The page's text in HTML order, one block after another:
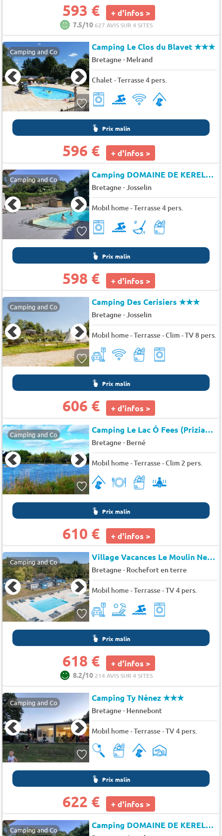
593 € + d'infos >
7.5/10627 AVIS SUR 4 SITES
Camping and Co Camping Le Clos du Blavet★★★
Bretagne- Melrand
Chalet - Terrasse 4 pers.
Prix malin
596 € + d'infos >
Camping and Co Camping DOMAINE DE KERELLY
Bretagne-Josselin
Mobil home - Terrasse 4 pers.
Prix malin
598 € + d'infos >
Camping and Co Camping Des Cerisiers★★★
Bretagne-Josselin
Mobil home - Terrasse - Clim - TV 8 pers.
Prix malin
606 € + d'infos >
Camping and Co Camping Le Lac Ô Fees (Priziac à 6 km)
Bretagne- Berné
Mobil home - Terrasse - Clim 2 pers.
Prix malin
610 € + d'infos >
Camping and Co Village Vacances Le Moulin Neuf
Bretagne- Rochefort en terre
Mobil home - Terrasse - TV 4 pers.
Prix malin
618 € + d'infos >
8.2/10 214 AVIS SUR 4 SITES
Camping and Co Camping Ty Nénez★★★
Bretagne- Hennebont
Mobil home - Terrasse - TV 4 pers.
Prix malin
622 € + d'infos >
Camping and Co Camping DOMAINE DE KERELLY